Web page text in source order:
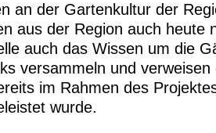
an der Gartenkultur der
aus der Region auch heute
auch das Wissen um die
versammeln und
im Rahmen des
wurde.